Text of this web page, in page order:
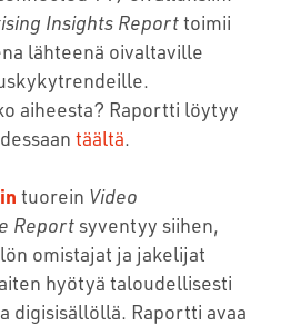
Insights Reporttoimii
lähteenä oivaltaville
aiheesta? Raportti löytyy
täältä.
tuorein Video
Reportsyventyy siihen,
omistajat ja jakelijat
hyötyä taloudellisesti
digisisällöllä. Raportti avaa